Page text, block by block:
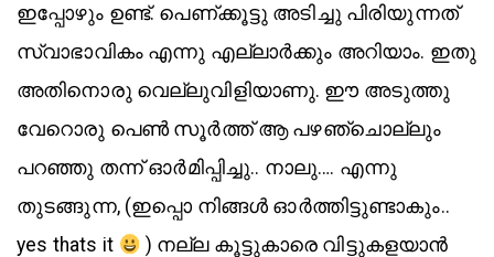
ഇപ്പോഴും ഉണ്ട്. പെണ്ക്കൂട്ടു അടിച്ചു പിരിയുന്നത്
സ്വാഭാവികം എന്നു എല്ലാർക്കും അറിയാം. ഇതു
അതിനൊരു വെല്ലുവിളിയാണു. ഈ അടുത്തു
വേറൊരു പെൺ സൂർത്ത് ആ പഴഞ്ചൊല്ലും
പറഞ്ഞു തന്ന് ഓർമിപ്പിച്ചു.. നാലു…. എന്നു
തുടങ്ങുന്ന, (ഇപ്പൊ നിങ്ങൾ ഓർത്തിട്ടുണ്ടാകും..
yes thats it
) നല്ല കൂട്ടുകാരെ വിട്ടുകളയാൻ